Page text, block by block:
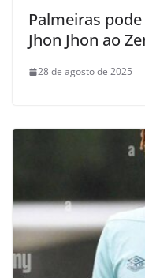
Palmeiras
Jhon Jhon ao
28 de agosto de 2025